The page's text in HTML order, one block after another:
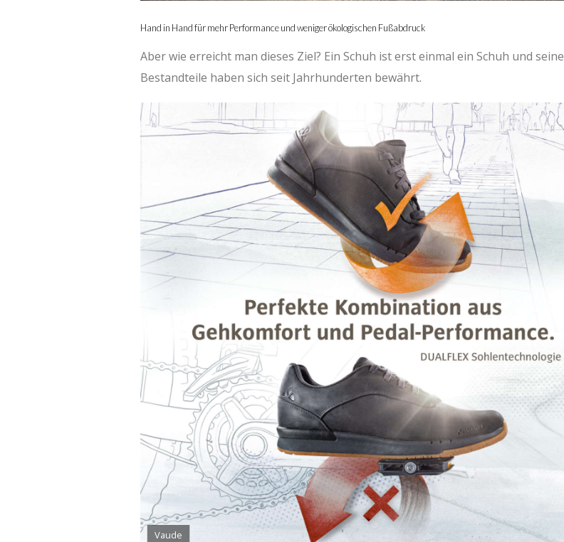
Hand in Hand für mehr Performance und weniger ökologischen Fußabdruck
Aber wie erreicht man dieses Ziel? Ein Schuh ist erst einmal ein Schuh und seine
Bestandteile haben sich seit Jahrhunderten bewährt.
Vaude